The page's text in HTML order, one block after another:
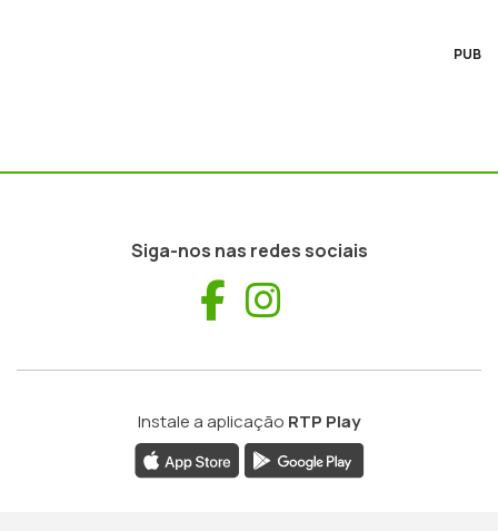
PUB
Siga-nos nas redes sociais
Facebook
Instale a aplicação RTP Play